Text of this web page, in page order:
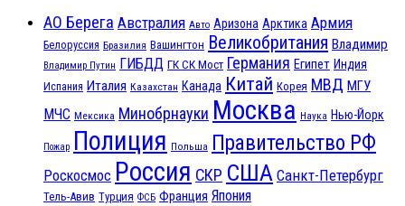
АО Берега Австралия Авто Аризона Арктика Армия
Белоруссия Бразилия Вашингтон Великобритания Владимир
Владимир Путин ГИБДД ГК СК Мост Германия Египет Индия
Испания Италия Казахстан Канада Китай Корея МВД МГУ
МЧС Мексика Минобрнауки Москва Наука Нью-Йорк
Пожар Полиция Польша Правительство РФ
Роскосмос Россия СКР США Санкт-Петербург
Тель-Авив Турция ФСБ Франция Япония